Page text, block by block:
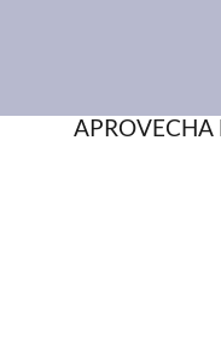
APROVECHA